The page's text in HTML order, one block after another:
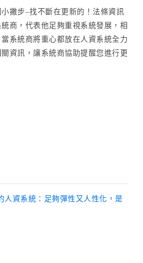
撇步–找不斷在更新的！法條資訊
商，代表他足夠重視系統發展，相
系統商將重心都放在人資系統全力
資訊，讓系統商協助提醒您進行更
人資系統：足夠彈性又人性化，是